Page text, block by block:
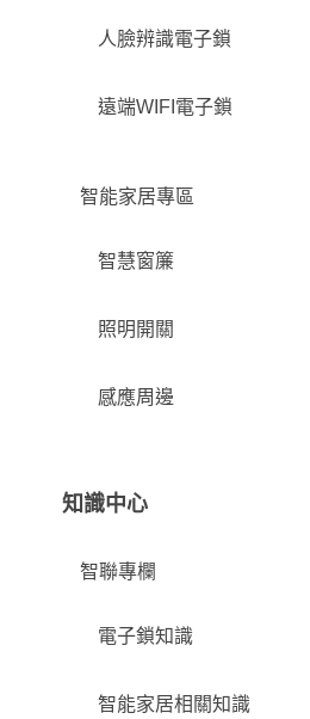
人臉辨識電子鎖
遠端WIFI電子鎖
智能家居專區
智慧窗簾
照明開關
感應周邊
知識中心
智聯專欄
電子鎖知識
智能家居相關知識